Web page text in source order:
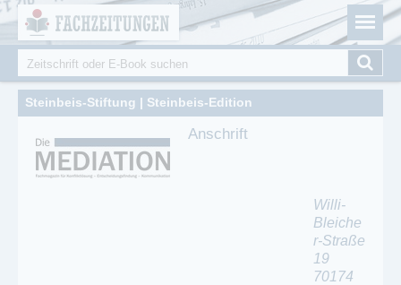
Fachzeitungen.de - Das unabhängige Portal für
Fachmagazine Fachpublikationen & eBooks
Suchformular
Suche
Steinbeis-Stiftung | Steinbeis-Edition
Anschrift
Willi-
Bleiche
r-Straße
19
70174
Cookie-Einstellungen